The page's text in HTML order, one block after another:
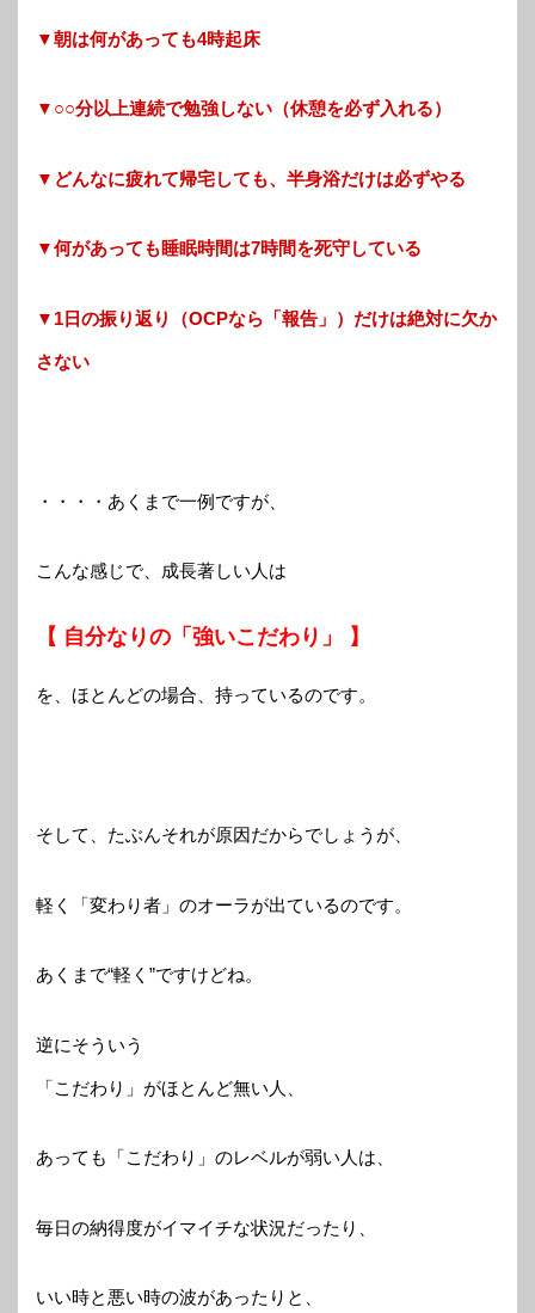
▼朝は何があっても4時起床
▼○○分以上連続で勉強しない（休憩を必ず入れる）
▼どんなに疲れて帰宅しても、半身浴だけは必ずやる
▼何があっても睡眠時間は7時間を死守している
▼1日の振り返り（OCPなら「報告」）だけは絶対に欠か
さない
・・・・あくまで一例ですが、
こんな感じで、成長著しい人は
【 自分なりの「強いこだわり」 】
を、ほとんどの場合、持っているのです。
そして、たぶんそれが原因だからでしょうが、
軽く「変わり者」のオーラが出ているのです。
あくまで“軽く”ですけどね。
逆にそういう
「こだわり」がほとんど無い人、
あっても「こだわり」のレベルが弱い人は、
毎日の納得度がイマイチな状況だったり、
いい時と悪い時の波があったりと、